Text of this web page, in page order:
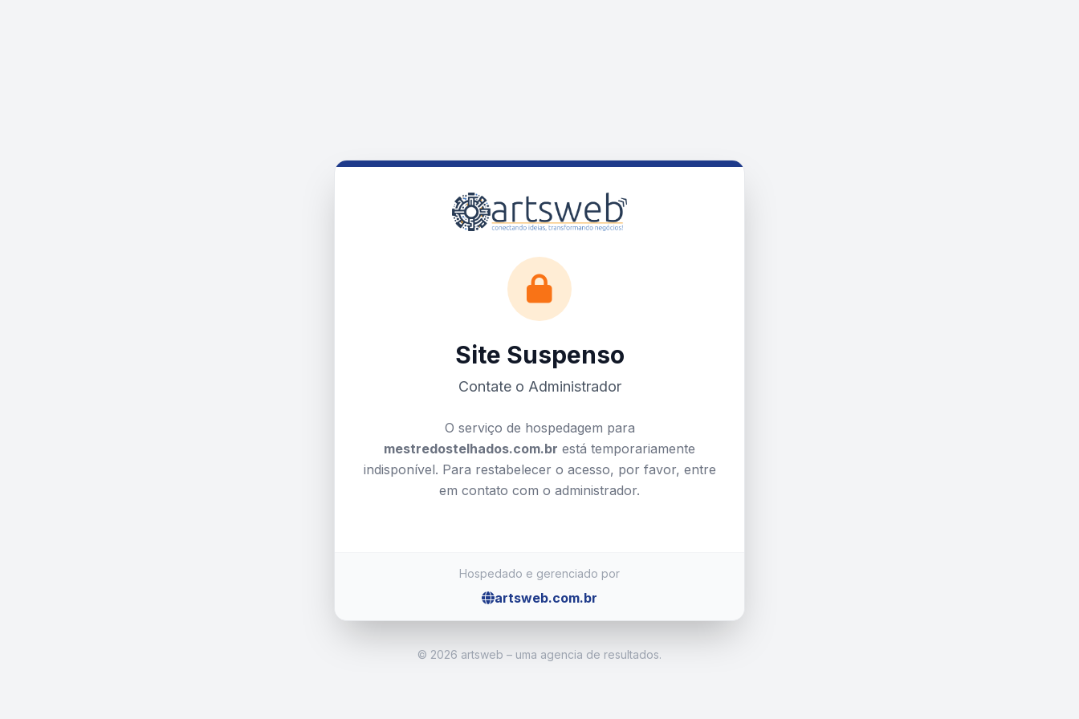
Site Suspenso
Contate o Administrador
O serviço de hospedagem para
mestredostelhados.com.br está temporariamente
indisponível. Para restabelecer o acesso, por favor, entre
em contato com o administrador.
Hospedado e gerenciado por
artsweb.com.br
© 2026 artsweb – uma agencia de resultados.